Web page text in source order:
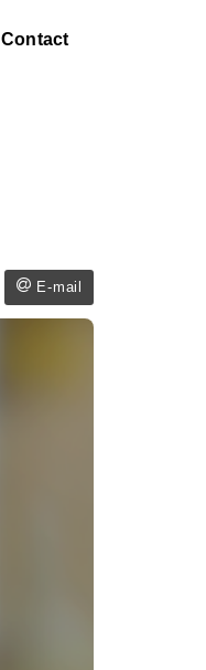
Contact
E-mail